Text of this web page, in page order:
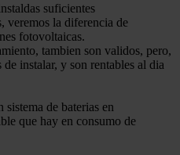
suficientes
veremos la diferencia de
fotovoltaicas.
tambien son validos, pero,
de instalar, y son rentables al dia
de baterias en
que hay en consumo de